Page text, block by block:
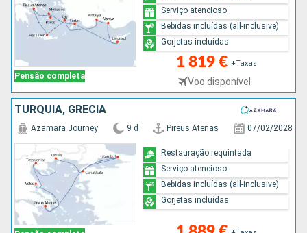
Pensão completa
1 819 € +Taxas
Voo disponível
Serviço atencioso
Bebidas incluídas (all-inclusive)
Gorjetas incluídas
TURQUIA, GRÉCIA
Azamara Journey 9 d Pireus Atenas 07/02/2028
Restauração requintada
Serviço atencioso
Bebidas incluídas (all-inclusive)
Gorjetas incluídas